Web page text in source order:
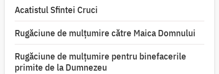
Acatistul Sfintei Cruci
Rugăciune de mulţumire către Maica Domnului
Rugăciune de mulțumire pentru binefacerile
primite de la Dumnezeu